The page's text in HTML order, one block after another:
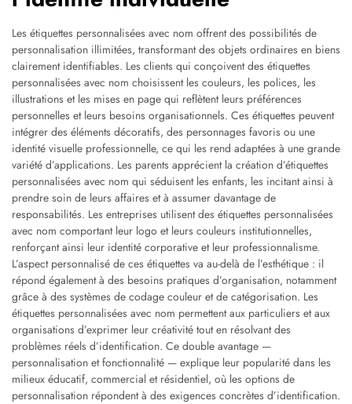
Les étiquettes personnalisées avec nom offrent des possibilités de
personnalisation illimitées, transformant des objets ordinaires en biens
clairement identifiables. Les clients qui conçoivent des étiquettes
personnalisées avec nom choisissent les couleurs, les polices, les
illustrations et les mises en page qui reflètent leurs préférences
personnelles et leurs besoins organisationnels. Ces étiquettes peuvent
intégrer des éléments décoratifs, des personnages favoris ou une
identité visuelle professionnelle, ce qui les rend adaptées à une grande
variété d’applications. Les parents apprécient la création d’étiquettes
personnalisées avec nom qui séduisent les enfants, les incitant ainsi à
prendre soin de leurs affaires et à assumer davantage de
responsabilités. Les entreprises utilisent des étiquettes personnalisées
avec nom comportant leur logo et leurs couleurs institutionnelles,
renforçant ainsi leur identité corporative et leur professionnalisme.
L’aspect personnalisé de ces étiquettes va au-delà de l’esthétique : il
répond également à des besoins pratiques d’organisation, notamment
grâce à des systèmes de codage couleur et de catégorisation. Les
étiquettes personnalisées avec nom permettent aux particuliers et aux
organisations d’exprimer leur créativité tout en résolvant des
problèmes réels d’identification. Ce double avantage —
personnalisation et fonctionnalité — explique leur popularité dans les
milieux éducatif, commercial et résidentiel, où les options de
personnalisation répondent à des exigences concrètes d’identification.